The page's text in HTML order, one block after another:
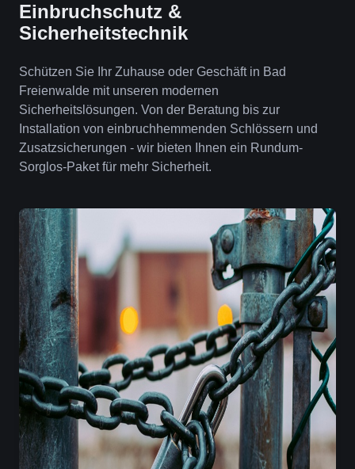
Einbruchschutz &
Sicherheitstechnik
Schützen Sie Ihr Zuhause oder Geschäft in Bad
Freienwalde mit unseren modernen
Sicherheitslösungen. Von der Beratung bis zur
Installation von einbruchhemmenden Schlössern und
Zusatzsicherungen - wir bieten Ihnen ein Rundum-
Sorglos-Paket für mehr Sicherheit.